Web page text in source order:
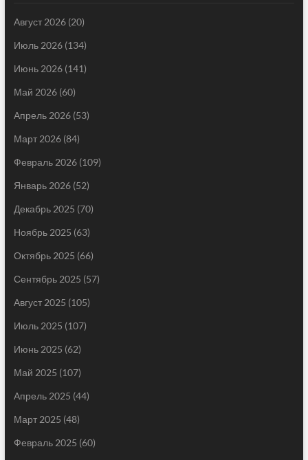
Август 2026(20)
Июль 2026(134)
Июнь 2026(141)
Май 2026(60)
Апрель 2026(53)
Март 2026(84)
Февраль 2026(109)
Январь 2026(52)
Декабрь 2025 (70)
Ноябрь 2025 (63)
Октябрь 2025 (66)
Сентябрь 2025 (57)
Август 2025 (105)
Июль 2025 (107)
Июнь 2025 (62)
Май 2025 (107)
Апрель 2025 (44)
Март 2025 (48)
Февраль 2025 (60)